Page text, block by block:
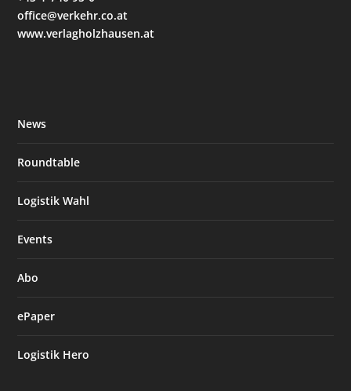
office@verkehr.co.at
www.verlagholzhausen.at
News
Roundtable
Logistik Wahl
Events
Abo
ePaper
Logistik Hero